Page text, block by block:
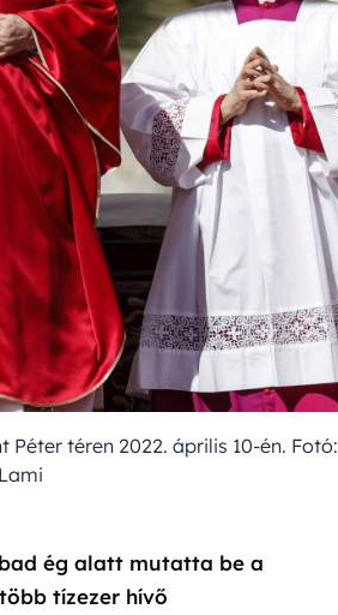
téren 2022. április 10-én. Fotó:
ég alatt mutatta be a
tízezer hívő